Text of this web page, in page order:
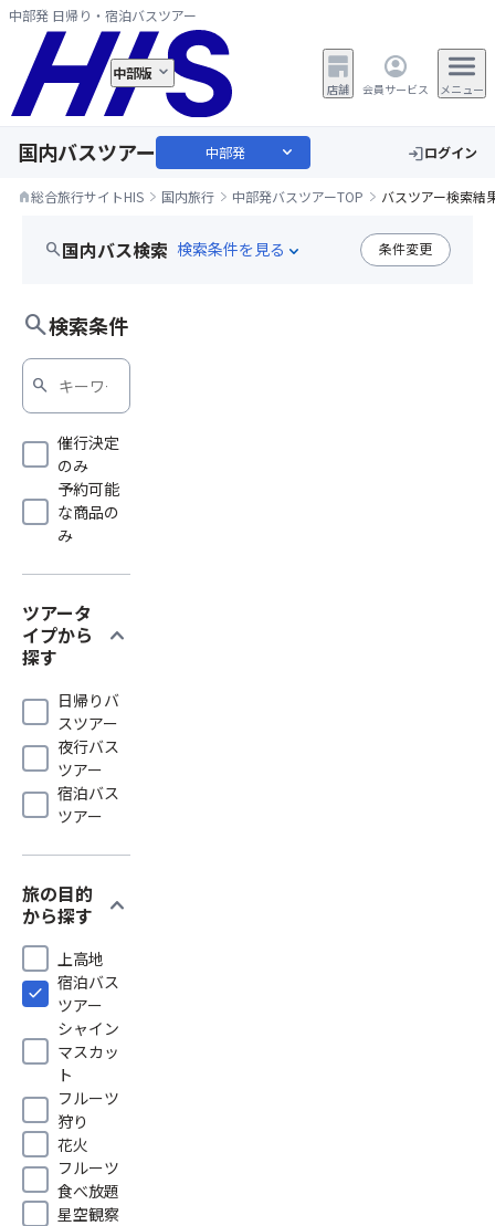
中部発 日帰り・宿泊バスツアー
中部版
店舗 会員サービス メニュー
国内バスツアー 中部発 expand_more loginログイン
home総合旅行サイトHIS 国内旅行 中部発バスツアーTOP バスツアー検索結
search国内バス検索 expand_more 条件変更
search検索条件
search
催行決定
のみ
予約可能
な商品の
み
ツアータ
イプから
探す
expand_more
日帰りバ
スツアー
夜行バス
ツアー
宿泊バス
ツアー
旅の目的
から探す
expand_more
上高地
宿泊バス
ツアー
シャイン
マスカッ
ト
フルーツ
狩り
花火
フルーツ
食べ放題
星空観察